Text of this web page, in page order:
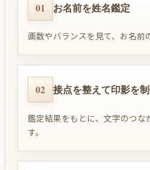
01 お名前を姓名鑑定
画数やバランスを見て、お名前
02 接点を整えて印影を
鑑定結果をもとに、文字のつな
す。